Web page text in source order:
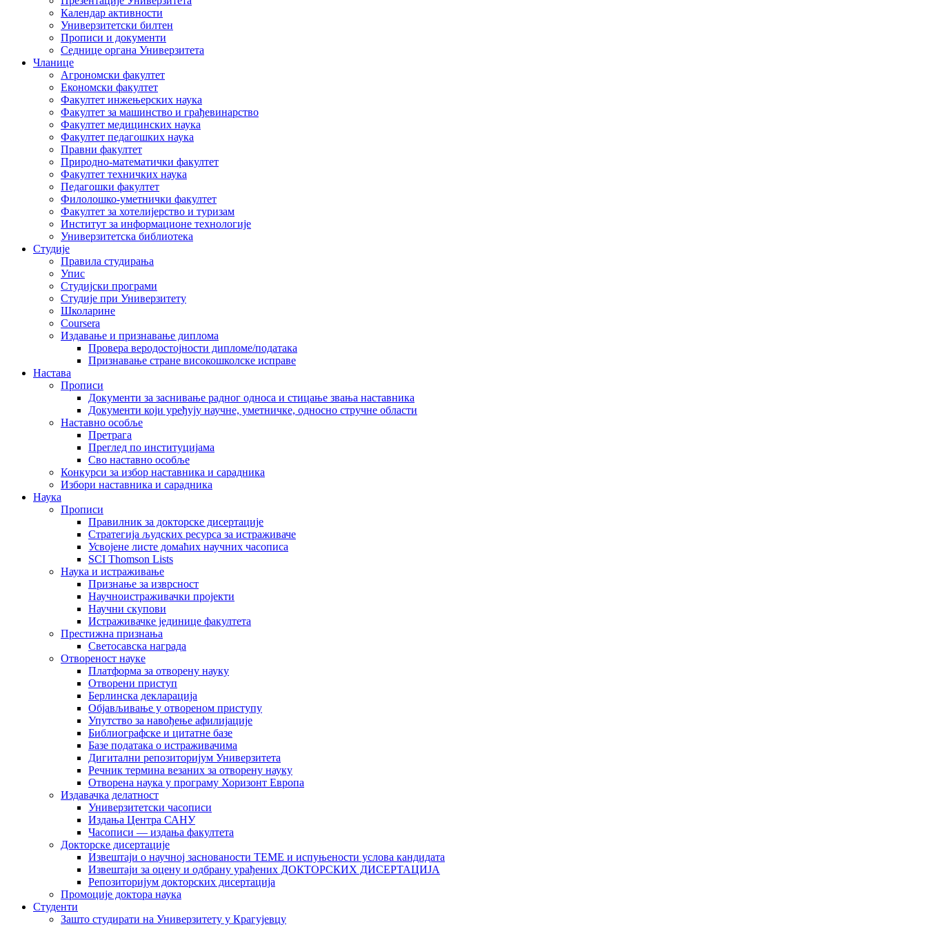
Календар активности
Универзитетски билтен
Прописи и документи
Седнице органа Универзитета
Чланице
Агрономски факултет
Економски факултет
Факултет инжењерских наука
Факултет за машинство и грађевинарство
Факултет медицинских наука
Факултет педагошких наука
Правни факултет
Природно-математички факултет
Факултет техничких наука
Педагошки факултет
Филолошко-уметнички факултет
Факултет за хотелијерство и туризам
Институт за информационе технологије
Универзитетска библиотека
Студије
Правила студирања
Упис
Студијски програми
Студије при Универзитету
Школарине
Coursera
Издавање и признавање диплома
Провера веродостојности дипломе/података
Признавање стране високошколске исправе
Настава
Прописи
Документи за заснивање радног односа и стицање звања наставника
Документи који уређују научне, уметничке, односно стручне области
Наставно особље
Претрага
Преглед по институцијама
Сво наставно особље
Конкурси за избор наставника и сарадника
Избори наставника и сарадника
Наука
Прописи
Правилник за докторске дисертације
Стратегија људских ресурса за истраживаче
Усвојене листе домаћих научних часописа
SCI Thomson Lists
Наука и истраживање
Признање за изврсност
Научноистраживачки пројекти
Научни скупови
Истраживачке јединице факултета
Престижна признања
Светосавска награда
Отвореност науке
Платформа за отворену науку
Отворени приступ
Берлинска декларација
Објављивање у отвореном приступу
Упутство за навођење афилијације
Библиографске и цитатне базе
Базе података о истраживачима
Дигитални репозиторијум Универзитета
Рeчник термина везаних за отворену науку
Отворена наука у програму Хоризонт Европа
Издавачка делатност
Универзитетски часописи
Издања Центра САНУ
Часописи — издања факултета
Докторске дисертације
Извештаји о научној заснованости ТЕМЕ и испуњености услова кандидата
Извештаји за оцену и одбрану урађених ДОКТОРСКИХ ДИСЕРТАЦИЈА
Репозиторијум докторских дисертација
Промоције доктора наука
Студенти
Зашто студирати на Универзитету у Крагујевцу